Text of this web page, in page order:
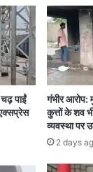
सिंह को
पाईं
गंभीर आरोप:
कुत्तों के शव
व्यवस्था पर
2 days